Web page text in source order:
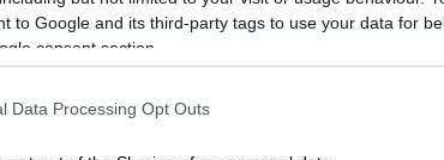
to Google and its third-party tags to use your data for
consent section.
Data Processing Opt Outs
εβδομάδες
Συρρέει στις αίθουσες ο κόσμος
τη νέα ταινία του Γιώργου